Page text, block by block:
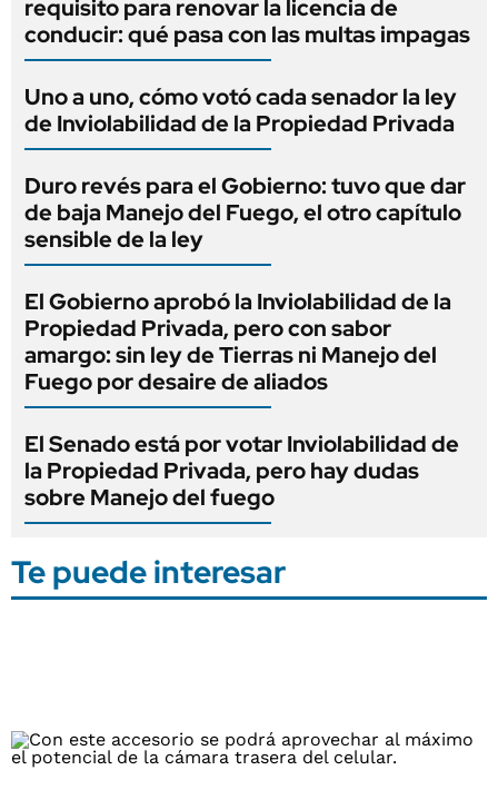
requisito para renovar la licencia de
conducir: qué pasa con las multas impagas
Uno a uno, cómo votó cada senador la ley
de Inviolabilidad de la Propiedad Privada
Duro revés para el Gobierno: tuvo que dar
de baja Manejo del Fuego, el otro capítulo
sensible de la ley
El Gobierno aprobó la Inviolabilidad de la
Propiedad Privada, pero con sabor
amargo: sin ley de Tierras ni Manejo del
Fuego por desaire de aliados
El Senado está por votar Inviolabilidad de
la Propiedad Privada, pero hay dudas
sobre Manejo del fuego
Te puede interesar